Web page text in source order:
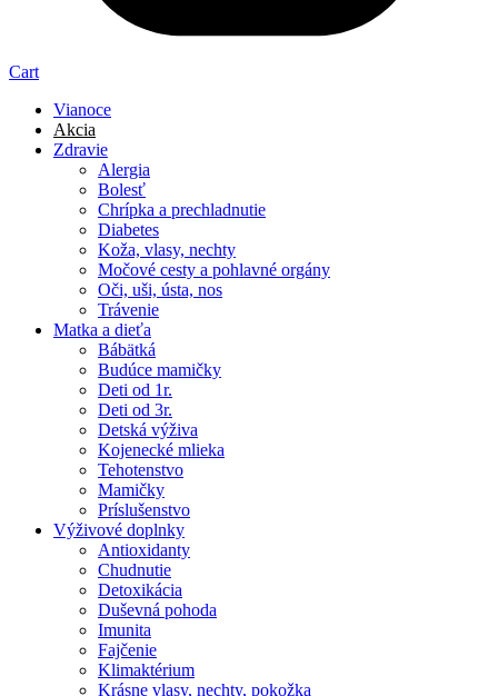
Cart
Vianoce
Akcia
Zdravie
Alergia
Bolesť
Chrípka a prechladnutie
Diabetes
Koža, vlasy, nechty
Močové cesty a pohlavné orgány
Oči, uši, ústa, nos
Trávenie
Matka a dieťa
Bábätká
Budúce mamičky
Deti od 1r.
Deti od 3r.
Detská výživa
Kojenecké mlieka
Tehotenstvo
Mamičky
Príslušenstvo
Výživové doplnky
Antioxidanty
Chudnutie
Detoxikácia
Duševná pohoda
Imunita
Fajčenie
Klimaktérium
Krásne vlasy, nechty, pokožka